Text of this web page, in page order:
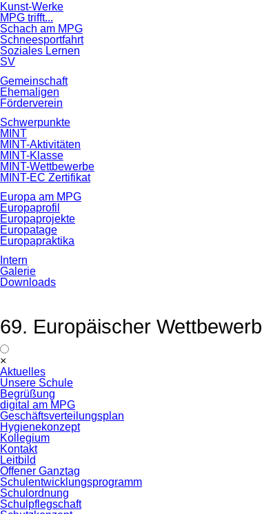
Kunst-Werke
MPG trifft...
Schach am MPG
Schneesportfahrt
Soziales Lernen
SV
Gemeinschaft
Ehemaligen
Förderverein
Schwerpunkte
MINT
MINT-Aktivitäten
MINT-Klasse
MINT-Wettbewerbe
MINT-EC Zertifikat
Europa am MPG
Europaprofil
Europaprojekte
Europatage
Europapraktika
Intern
Galerie
Downloads
69. Europäischer Wettbewerb
×
überspringen
Aktuelles
Unsere Schule
Begrüßung
digital am MPG
Geschäftsverteilungsplan
Hygienekonzept
Kollegium
Kontakt
Leitbild
Offener Ganztag
Schulentwicklungsprogramm
Schulordnung
Schulpflegschaft